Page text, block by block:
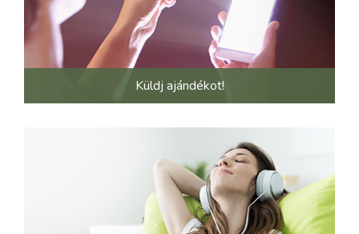
Küldj ajándékot!